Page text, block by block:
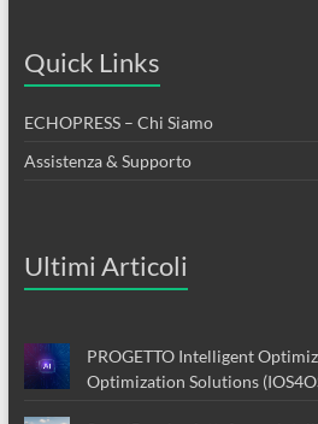
Quick Links
ECHOPRESS – Chi Siamo
Assistenza & Supporto
Ultimi Articoli
PROGETTO Intelligent
Optimization Solutions